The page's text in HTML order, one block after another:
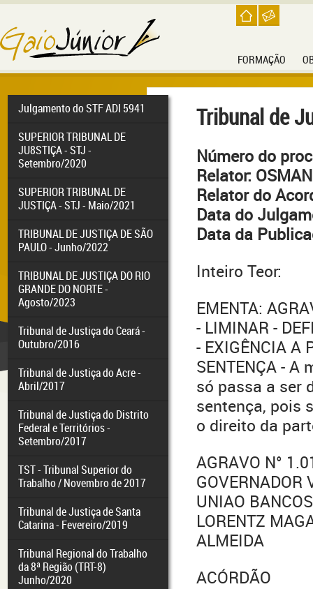
FORMAÇÃO
Julgamento do STF ADI 5941
SUPERIOR TRIBUNAL DE
JU8STIÇA - STJ -
Setembro/2020
SUPERIOR TRIBUNAL DE
JUSTIÇA - STJ - Maio/2021
TRIBUNAL DE JUSTIÇA DE SÃO
PAULO - Junho/2022
TRIBUNAL DE JUSTIÇA DO RIO
GRANDE DO NORTE -
Agosto/2023
Tribunal de Justiça do Ceará -
Outubro/2016
Tribunal de Justiça do Acre -
Abril/2017
Tribunal de Justiça do Distrito
Federal e Territórios -
Setembro/2017
TST - Tribunal Superior do
Trabalho / Novembro de 2017
Tribunal de Justiça de Santa
Catarina - Fevereiro/2019
Tribunal Regional do Trabalho
da 8ª Região (TRT-8)
Junho/2020
Tribunal de
Número do
Relator:
Relator do
Data do
Data da
Inteiro Teor:
EMENTA:
- LIMINAR -
- EXIGÊNCIA A
SENTENÇA -
só passa a ser
sentença, pois
o direito da
AGRAVO N°
GOVERNADOR
UNIAO
LORENTZ
ALMEIDA
ACÓRDÃO